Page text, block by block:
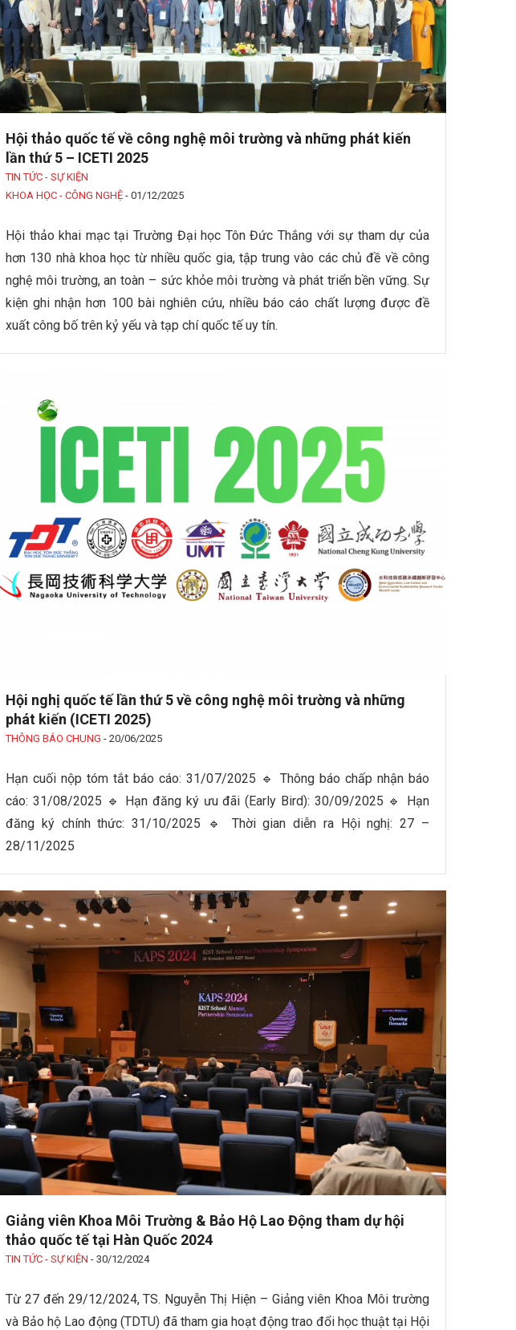
Hội thảo quốc tế về công nghệ môi trường và những phát kiến
lần thứ 5 – ICETI 2025
TIN TỨC - SỰ KIỆN
KHOA HỌC - CÔNG NGHỆ - 01/12/2025
Hội thảo khai mạc tại Trường Đại học Tôn Đức Thắng với sự tham dự của
hơn 130 nhà khoa học từ nhiều quốc gia, tập trung vào các chủ đề về công
nghệ môi trường, an toàn – sức khỏe môi trường và phát triển bền vững. Sự
kiện ghi nhận hơn 100 bài nghiên cứu, nhiều báo cáo chất lượng được đề
xuất công bố trên kỷ yếu và tạp chí quốc tế uy tín.
Hội nghị quốc tế lần thứ 5 về công nghệ môi trường và những
phát kiến (ICETI 2025)
THÔNG BÁO CHUNG - 20/06/2025
Hạn cuối nộp tóm tắt báo cáo: 31/07/2025 🔹 Thông báo chấp nhận báo
cáo: 31/08/2025 🔹 Hạn đăng ký ưu đãi (Early Bird): 30/09/2025 🔹 Hạn
đăng ký chính thức: 31/10/2025 🔹 Thời gian diễn ra Hội nghị: 27 –
28/11/2025
Giảng viên Khoa Môi Trường & Bảo Hộ Lao Động tham dự hội
thảo quốc tế tại Hàn Quốc 2024
TIN TỨC - SỰ KIỆN - 30/12/2024
Từ 27 đến 29/12/2024, TS. Nguyễn Thị Hiện – Giảng viên Khoa Môi trường
và Bảo hộ Lao động (TDTU) đã tham gia hoạt động trao đổi học thuật tại Hội